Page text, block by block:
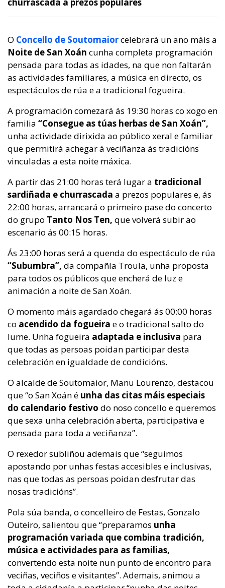
O Concello de Soutomaiorcelebrará un ano máis a
Noite de San Xoán cunha completa programación
pensada para todas as idades, na que non faltarán
as actividades familiares, a música en directo, os
espectáculos de rúa e a tradicional fogueira.
A programación comezará ás 19:30 horas co xogo en
familia “Consegue as túas herbas de San Xoán”,
unha actividade dirixida ao público xeral e familiar
que permitirá achegar á veciñanza ás tradicións
vinculadas a esta noite máxica.
A partir das 21:00 horas terá lugar a tradicional
sardiñada e churrascada a prezos populares e, ás
22:00 horas, arrancará o primeiro pase do concerto
do grupo Tanto Nos Ten, que volverá subir ao
escenario ás 00:15 horas.
Ás 23:00 horas será a quenda do espectáculo de rúa
“Subumbra”, da compañía Troula, unha proposta
para todos os públicos que encherá de luz e
animación a noite de San Xoán.
O momento máis agardado chegará ás 00:00 horas
co acendido da fogueira e o tradicional salto do
lume. Unha fogueira adaptada e inclusiva para
que todas as persoas poidan participar desta
celebración en igualdade de condicións.
O alcalde de Soutomaior, Manu Lourenzo, destacou
que “o San Xoán é unha das citas máis especiais
do calendario festivo do noso concello e queremos
que sexa unha celebración aberta, participativa e
pensada para toda a veciñanza”.
O rexedor subliñou ademais que “seguimos
apostando por unhas festas accesibles e inclusivas,
nas que todas as persoas poidan desfrutar das
nosas tradicións”.
Pola súa banda, o concelleiro de Festas, Gonzalo
Outeiro, salientou que “preparamos unha
programación variada que combina tradición,
música e actividades para as familias,
convertendo esta noite nun punto de encontro para
veciñas, veciños e visitantes”. Ademais, animou a